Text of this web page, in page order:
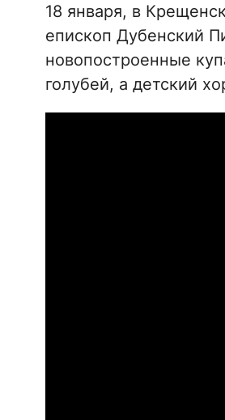
18 января, в
епископ Дубенский
новопостроенные
голубей, а детский